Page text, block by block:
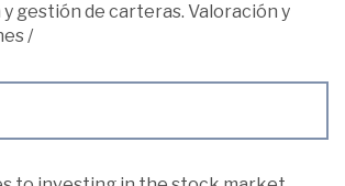
gestión de carteras. Valoración y
/